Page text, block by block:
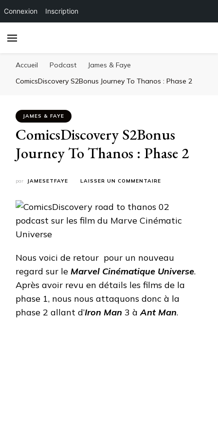
Connexion Inscription
Accueil Podcast
James & Faye
ComicsDiscovery S2Bonus Journey To Thanos : Phase 2
JAMES & FAYE
ComicsDiscovery S2Bonus
Journey To Thanos : Phase 2
par JAMESETFAYE LAISSER UN COMMENTAIRE
JOURNEY
THANOS
Nous voici de retour pour un nouveau
regard sur le Marvel Cinématique Universe.
Après avoir revu en détails les films de la
phase 1, nous nous attaquons donc à la
phase 2 allant d’Iron Man 3 àAnt Man.